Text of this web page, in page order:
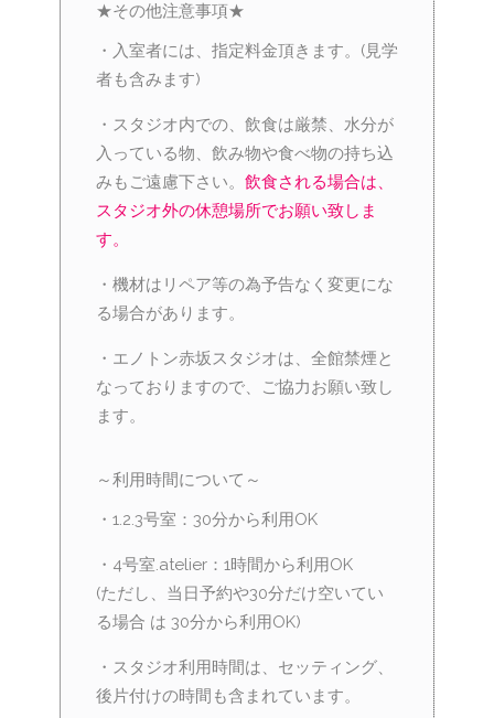
★その他注意事項★
・入室者には、指定料金頂きます。(見学
者も含みます)
・スタジオ内での、飲食は厳禁、水分が
入っている物、飲み物や食べ物の持ち込
みもご遠慮下さい。 飲食される場合は、
スタジオ外の休憩場所でお願い致しま
す。
・機材はリペア等の為予告なく変更にな
る場合があります。
・エノトン赤坂スタジオは、全館禁煙と
なっておりますので、ご協力お願い致し
ます。
～利用時間について～
・1.2.3号室：30分から利用OK
・4号室.atelier：1時間から利用OK
(ただし、当日予約や30分だけ空いてい
る場合 は 30分から利用OK)
・スタジオ利用時間は、セッティング、
後片付けの時間も含まれています。